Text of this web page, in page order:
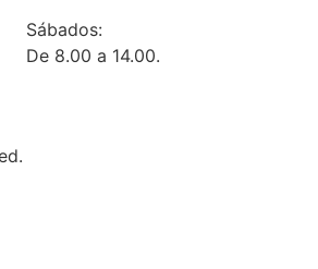
Sábados:
De 8.00 a 14.00.